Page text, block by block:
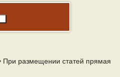
размещении статей прямая